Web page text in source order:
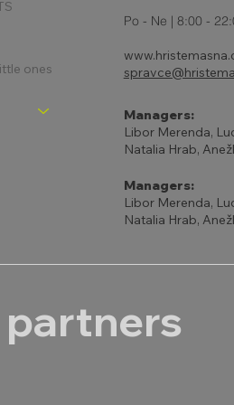
ones
Po - Ne | 8:00 -
Managers:
Libor Merenda,
Natalia Hrab,
Managers:
Libor Merenda,
Natalia Hrab,